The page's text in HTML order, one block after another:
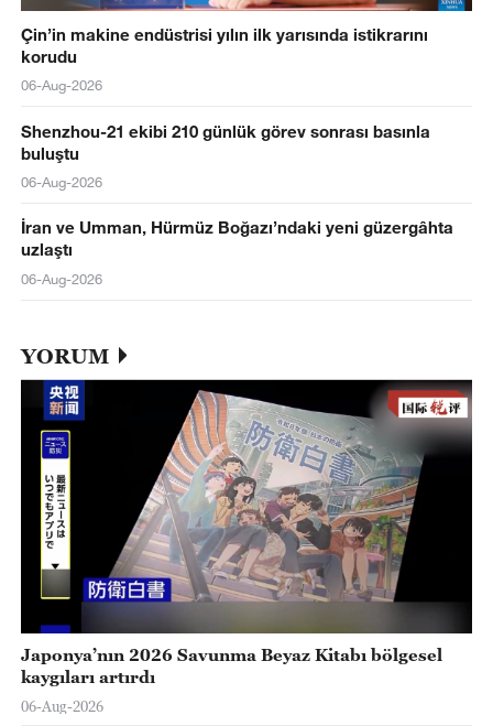
Çin’in makine endüstrisi yılın ilk yarısında istikrarını
korudu
06-Aug-2026
Shenzhou-21 ekibi 210 günlük görev sonrası basınla
buluştu
06-Aug-2026
İran ve Umman, Hürmüz Boğazı’ndaki yeni güzergâhta
uzlaştı
06-Aug-2026
YORUM
Japonya’nın 2026 Savunma Beyaz Kitabı bölgesel
kaygıları artırdı
06-Aug-2026